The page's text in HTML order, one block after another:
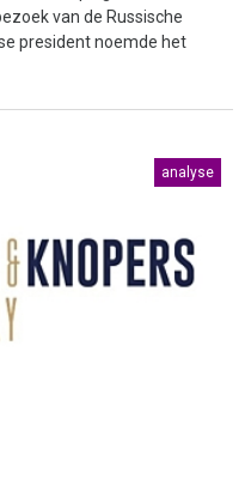
van de Russische
president noemde het
analyse